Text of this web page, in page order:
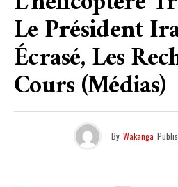
Le Président
Écrasé, Les
Cours (médias)
By Wakanga